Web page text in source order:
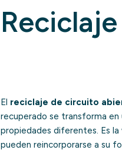
El reciclaje de circuito
recuperado se transforma
propiedades diferentes. Es
pueden reincorporarse a su